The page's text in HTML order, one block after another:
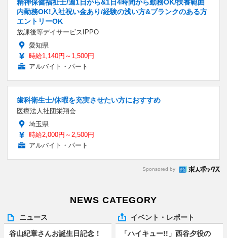
精神保健福祉士/週1日から&1日4時間から勤務OK/扶養範囲
内勤務OK!入社祝い金あり/経験の浅い方&ブランクのある方
エントリーOK
放課後等デイサービスIPPO
愛知県
時給1,140円～1,500円
アルバイト・パート
歯科衛生士/休暇を充実させたい方におすすめ
医療法人社団栄翔会
埼玉県
時給2,000円～2,500円
アルバイト・パート
Sponsored by
NEWS CATEGORY
ニュース
谷山紀章さんお誕生日記念！
イベント・レポート
「ハイキュー!!」西谷夕役の